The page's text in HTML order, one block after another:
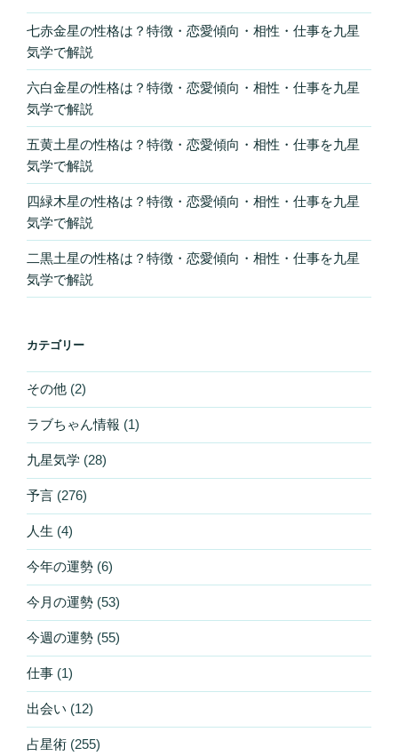
七赤金星の性格は？特徴・恋愛傾向・相性・仕事を九星
気学で解説
六白金星の性格は？特徴・恋愛傾向・相性・仕事を九星
気学で解説
五黄土星の性格は？特徴・恋愛傾向・相性・仕事を九星
気学で解説
四緑木星の性格は？特徴・恋愛傾向・相性・仕事を九星
気学で解説
二黒土星の性格は？特徴・恋愛傾向・相性・仕事を九星
気学で解説
カテゴリー
その他 (2)
ラブちゃん情報 (1)
九星気学 (28)
予言 (276)
人生 (4)
今年の運勢 (6)
今月の運勢 (53)
今週の運勢 (55)
仕事 (1)
出会い (12)
占星術 (255)